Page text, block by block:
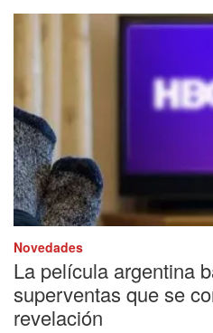
Novedades
La película argentina
superventas que se
revelación